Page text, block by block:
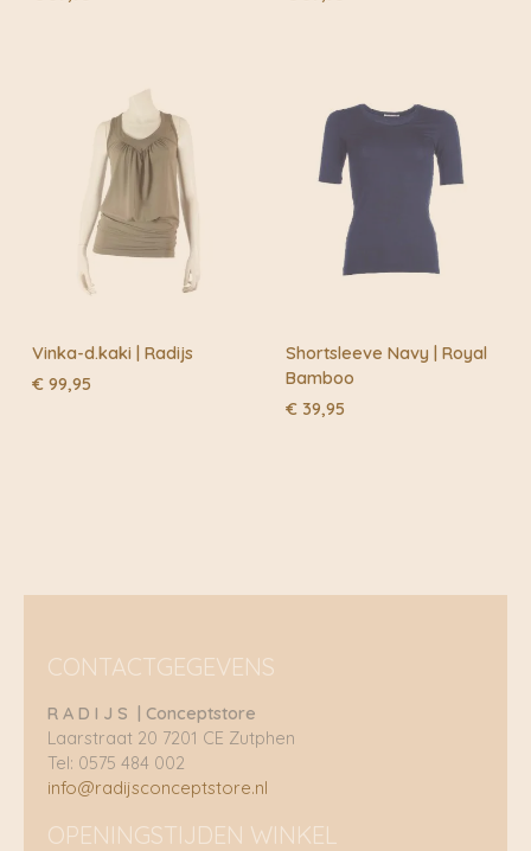
Vinka-d.kaki | Radijs
€ 99,95
Shortsleeve Navy | Royal
Bamboo
€ 39,95
CONTACTGEGEVENS
R A D I J S | Conceptstore
Laarstraat 20 7201 CE Zutphen
Tel: 0575 484 002
info@radijsconceptstore.nl
OPENINGSTIJDEN WINKEL